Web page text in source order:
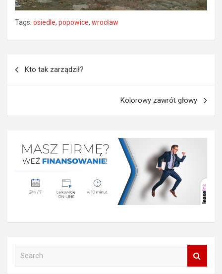
Tags: osiedle, popowice, wrocław
Kto tak zarządził?
Kolorowy zawrót głowy